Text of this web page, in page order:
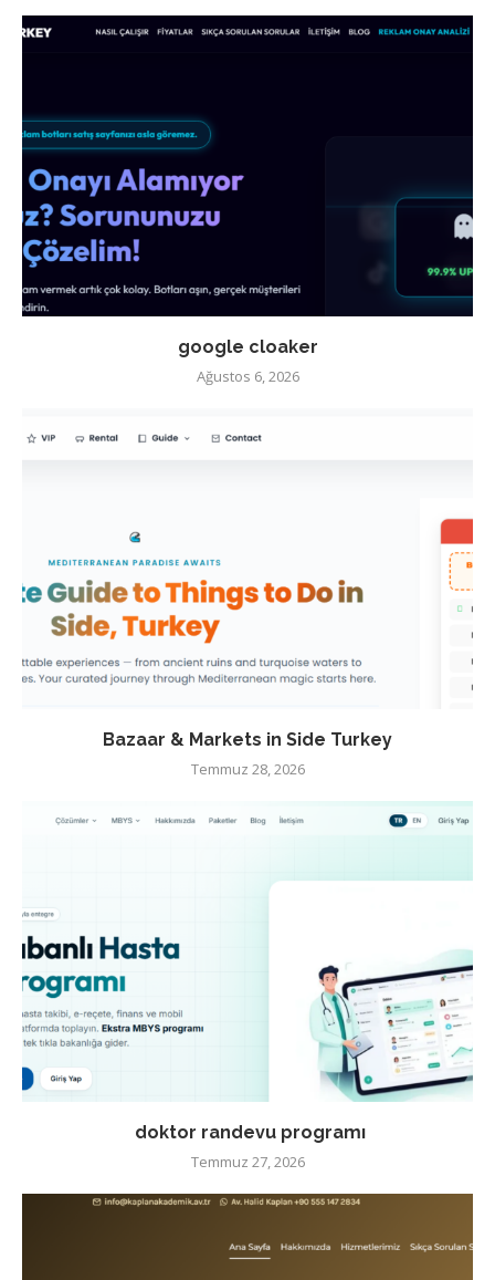
google cloaker
Ağustos 6, 2026
Bazaar & Markets in Side Turkey
Temmuz 28, 2026
doktor randevu programı
Temmuz 27, 2026